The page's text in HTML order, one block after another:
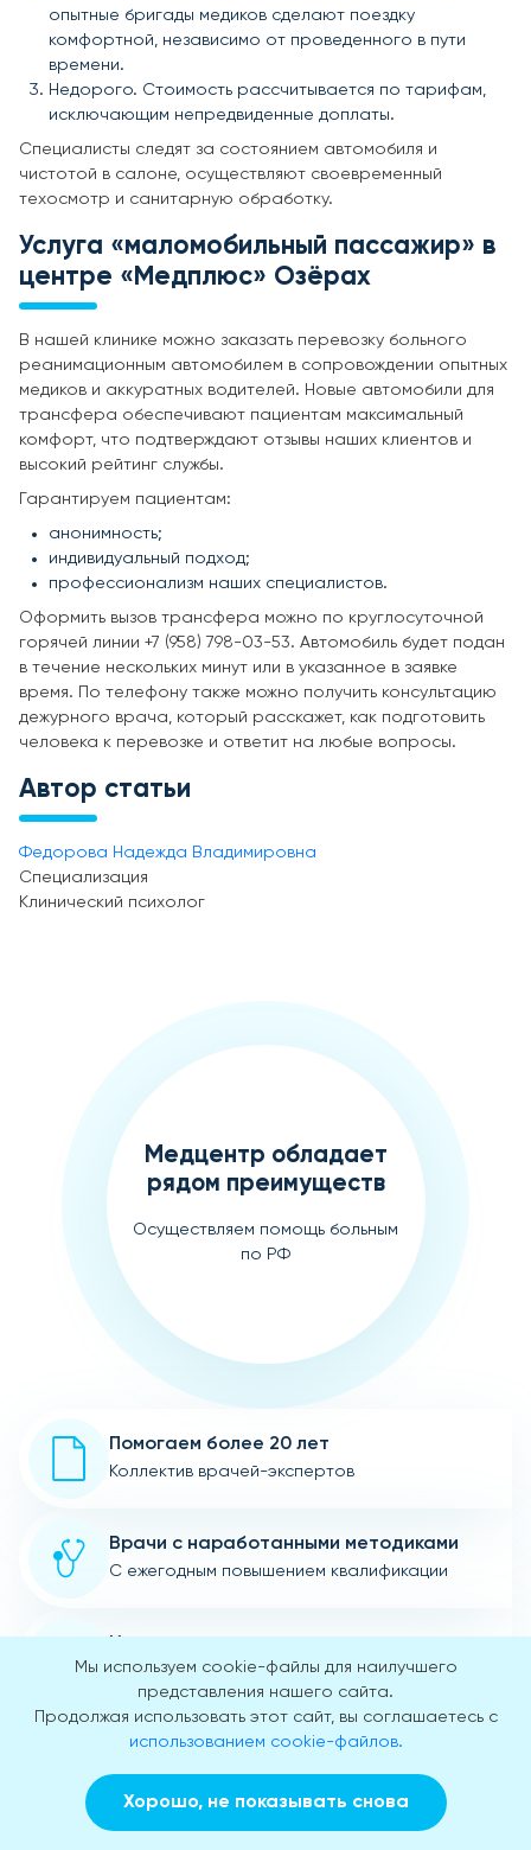
опытные бригады медиков сделают поездку
комфортной, независимо от проведенного в пути
времени.
Недорого. Стоимость рассчитывается по тарифам,
исключающим непредвиденные доплаты.
Специалисты следят за состоянием автомобиля и
чистотой в салоне, осуществляют своевременный
техосмотр и санитарную обработку.
Услуга «маломобильный пассажир» в
центре «Медплюс» Озёрах
В нашей клинике можно заказать перевозку больного
реанимационным автомобилем в сопровождении опытных
медиков и аккуратных водителей. Новые автомобили для
трансфера обеспечивают пациентам максимальный
комфорт, что подтверждают отзывы наших клиентов и
высокий рейтинг службы.
Гарантируем пациентам:
анонимность;
индивидуальный подход;
профессионализм наших специалистов.
Оформить вызов трансфера можно по круглосуточной
горячей линии +7 (958) 798-03-53. Автомобиль будет подан
в течение нескольких минут или в указанное в заявке
время. По телефону также можно получить консультацию
дежурного врача, который расскажет, как подготовить
человека к перевозке и ответит на любые вопросы.
Автор статьи
Федорова Надежда Владимировна
Специализация
Клинический психолог
Медцентр обладает
рядом преимуществ
Осуществляем помощь больным
по РФ
Помогаем более 20 лет
Коллектив врачей-экспертов
Врачи с наработанными методиками
С ежегодным повышением квалификации
Интервенция для лечения
Допмотивация для больного
Соблюдение анонимности пациентов
Мы используем cookie-файлы для наилучшего
представления нашего сайта.
Продолжая использовать этот сайт, вы соглашаетесь с
использованием cookie-файлов.
Хорошо, не показывать снова
Заказать звонок Вызвать врача на дом